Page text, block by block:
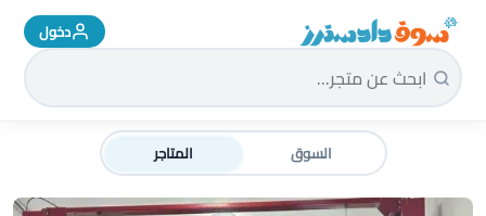
سوق دادسترز الرئيسية دخول
السوق المتاجر